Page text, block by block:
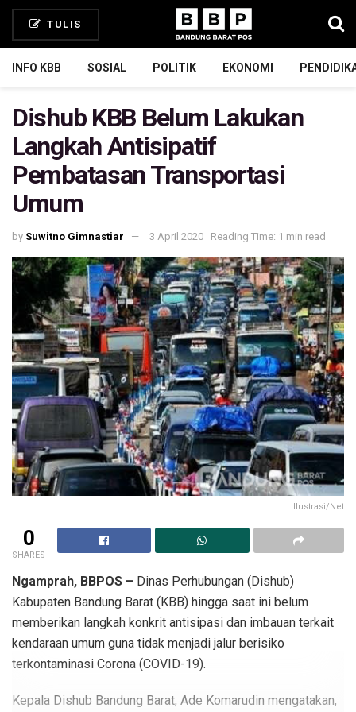
TULIS
INFO KBB SOSIAL POLITIK EKONOMI
Dishub KBB Belum Lakukan
Langkah Antisipatif
Pembatasan Transportasi
Umum
by Suwitno Gimnastiar 3 April 2020 Reading Time: 1 min read
Ilustrasi/Net
0
SHARES
Ngamprah, BBPOS – Dinas Perhubungan (Dishub)
Kabupaten Bandung Barat (KBB) hingga saat ini belum
memberikan langkah konkrit antisipasi dan imbauan terkait
kendaraan umum guna tidak menjadi jalur berisiko
terkontaminasi Corona (COVID-19).
Kepala Dishub Bandung Barat, Ade Komarudin mengatakan,